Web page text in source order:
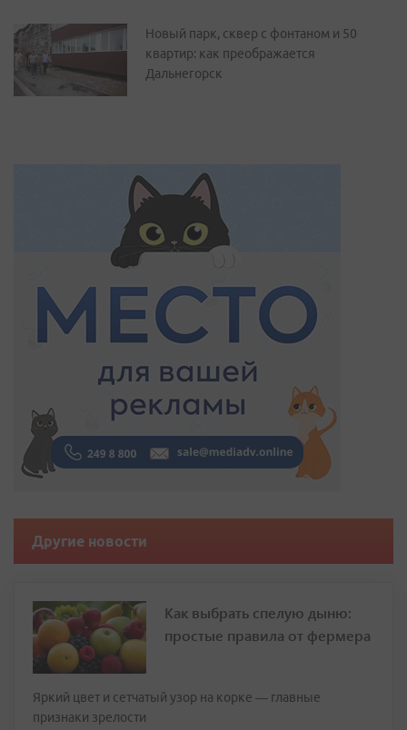
Новый парк, сквер с фонтаном и 50
квартир: как преображается
Дальнегорск
Другие новости
Как выбрать спелую дыню:
простые правила от фермера
Яркий цвет и сетчатый узор на корке — главные
признаки зрелости